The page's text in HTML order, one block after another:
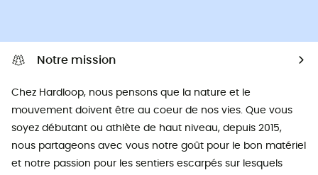
Notre mission
Chez Hardloop, nous pensons que la nature et le
mouvement doivent être au coeur de nos vies. Que vous
soyez débutant ou athlète de haut niveau, depuis 2015,
nous partageons avec vous notre goût pour le bon matériel
et notre passion pour les sentiers escarpés sur lesquels